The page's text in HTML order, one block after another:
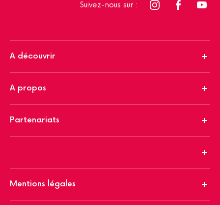
Suivez-nous sur :
A découvrir
A propos
Partenariats
Mentions légales